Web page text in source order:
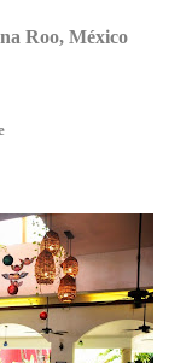
Roo, México